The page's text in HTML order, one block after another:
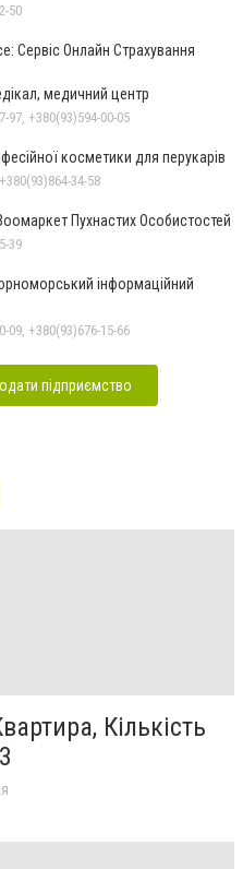
50
Сервіс Онлайн Страхування
медичний центр
97, +380(93)594-00-05
косметики для перукарів
34-58
Пухнастих Особистостей
39
інформаційний
09, +380(93)676-15-66
підприємство
Кількість